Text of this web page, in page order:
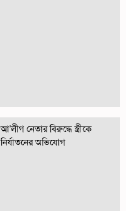
আ’লীগ নেতার বিরুদ্ধে স্ত্রীকে
নির্যাতনের অভিযোগ